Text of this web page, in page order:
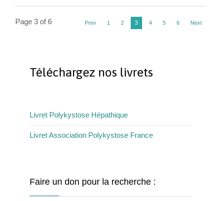
Page 3 of 6 Prev 1 2 3 4 5 6 Next
Téléchargez nos livrets
Livret Polykystose Hépathique
Livret Association Polykystose France
Faire un don pour la recherche :